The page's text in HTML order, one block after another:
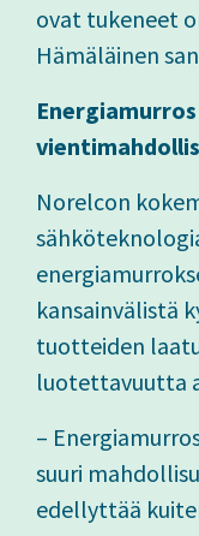
ovat tukeneet
Hämäläinen
Norelcon
kansainvälistä
tuotteiden
luotettavuutta
–
suuri
edellyttää